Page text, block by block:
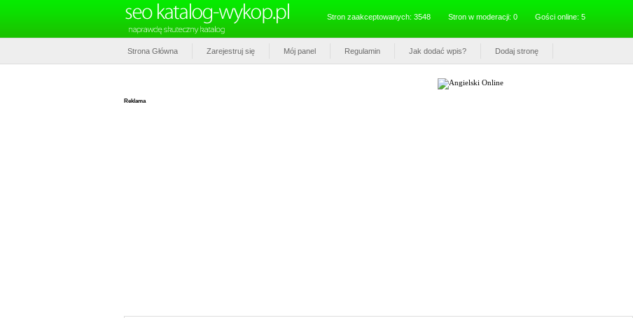
Stron zaakceptowanych: 3548 Stron w moderacji: 0 Gości online: 5
Strona Główna Zarejestruj się Mój panel Regulamin Jak dodać wpis? Dodaj stronę
Reklama